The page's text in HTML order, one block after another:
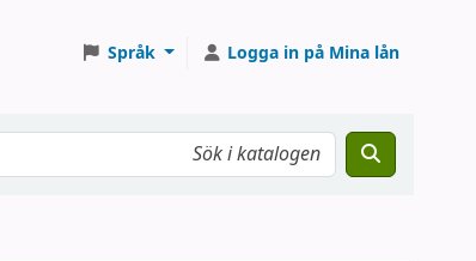
Språk Logga in på Mina lån